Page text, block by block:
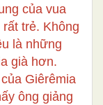
của vua
trẻ. Không
là những
già hơn.
Giêrêmia
ông giảng